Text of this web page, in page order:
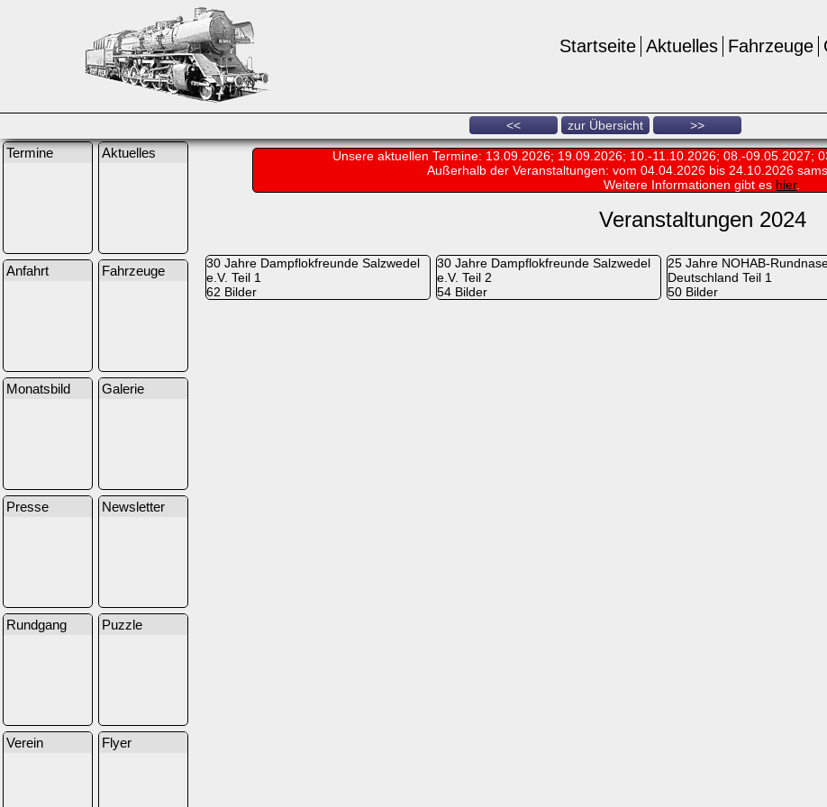
Fahrzeuge
Aktuelles
Startseite
<< zur Übersicht >>
Termine Aktuelles
Anfahrt Fahrzeuge
Monatsbild Galerie
Presse Newsletter
Rundgang Puzzle
Verein Flyer
Unsere aktuellen Termine: 13.09.2026; 19.09.2026; 10.-11.10.2026; 08.-09.05.2027;
Außerhalb der Veranstaltungen:vom 04.04.2026 bis 24.10.2026
Weitere Informationen gibt es hier.
Veranstaltungen 2024
30 Jahre Dampflokfreunde Salzwedel
e.V. Teil 1
62 Bilder
30 Jahre Dampflokfreunde Salzwedel
e.V. Teil 2
54 Bilder
25 Jahre NOHAB-
Deutschland Teil 1
50 Bilder